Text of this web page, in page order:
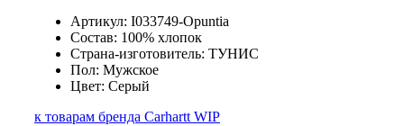
Артикул: I033749-Opuntia
Состав: 100% хлопок
Страна-изготовитель: ТУНИС
Пол: Мужское
Цвет: Серый
к товарам бренда Carhartt WIP